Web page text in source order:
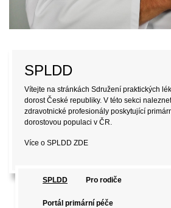
SPLDD
Vítejte na stránkách Sdružení praktických
dorost České republiky. V této sekci
zdravotnické profesionály poskytující
dorostovou populaci v ČR.
Více o SPLDD ZDE
SPLDD Pro rodiče
Portál primární péče